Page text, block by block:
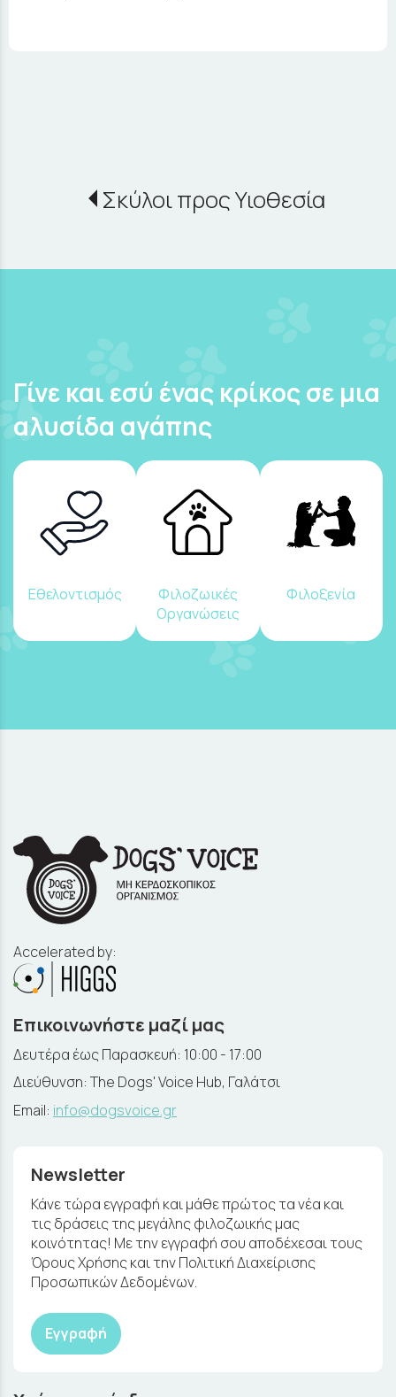
Σκύλοι προς Υιοθεσία
Γίνε και εσύ ένας κρίκος σε μια
αλυσίδα αγάπης
Εθελοντισμός
Φιλοζωικές
Οργανώσεις
Φιλοξενία
Accelerated by:
Επικοινωνήστε μαζί μας
Δευτέρα έως Παρασκευή: 10:00 - 17:00
Διεύθυνση: The Dogs' Voice Hub, Γαλάτσι
Email: info@dogsvoice.gr
Newsletter
Κάνε τώρα εγγραφή και μάθε πρώτος τα νέα και
τις δράσεις της μεγάλης φιλοζωικής μας
κοινότητας! Με την εγγραφή σου αποδέχεσαι τους
Όρους Χρήσης και την Πολιτική Διαχείρισης
Προσωπικών Δεδομένων.
Εγγραφή